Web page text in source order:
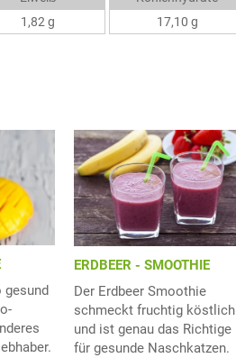
1,82 g
17,10 g
gesund
ERDBEER - SMOOTHIE
Der Erdbeer Smoothie
schmeckt fruchtig köstlich
und ist genau das Richtige
für gesunde Naschkatzen.